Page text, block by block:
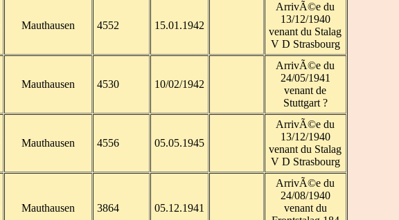
Mauthausen 4552 15.01.1942
ArrivÃ©e du
13/12/1940
venant du Stalag
V D Strasbourg
Mauthausen 4530 10/02/1942
ArrivÃ©e du
24/05/1941
venant de
Stuttgart ?
Mauthausen 4556 05.05.1945
ArrivÃ©e du
13/12/1940
venant du Stalag
V D Strasbourg
Mauthausen 3864 05.12.1941
ArrivÃ©e du
24/08/1940
venant du